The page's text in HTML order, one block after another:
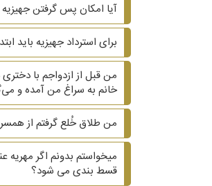
آیا امکان پس گرفتن
برای استرداد جهیزیه باید
من قبل از ازدواجم با
خانم به سراغ من آمده و
من طلاق خُلع گرفتم از
میخواستم بدونم اگر
قسط بندی می شود؟